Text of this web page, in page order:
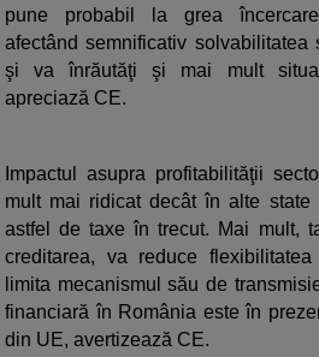
pune probabil la grea
afectând semnificativ solvabilitatea
şi va înrăutăţi şi mai mult
apreciază CE.
Impactul asupra profitabilităţii
mult mai ridicat decât în alte
astfel de taxe în trecut. Mai mult,
creditarea, va reduce
limita mecanismul său de
financiară în România este în
din UE, avertizează CE.